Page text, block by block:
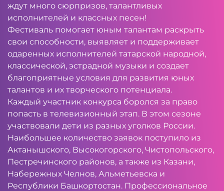
ждут много сюрпризов, талантливых
исполнителей и классных песен!
Фестиваль помогает юным талантам раскрыть
свои способности, выявляет и поддерживает
одаренных исполнителей татарской народной,
классической, эстрадной музыки и создает
благоприятные условия для развития юных
талантов и их творческого потенциала.
Каждый участник конкурса боролся за право
попасть в телевизионный этап. В этом сезоне
участвовали дети из разных уголков России.
Наибольшее количество заявок поступило из
Актанышского, Высокогорского, Чистопольского,
Пестречинского районов, а также из Казани,
Набережных Челнов, Альметьевска и
Республики Башкортостан. Профессиональное